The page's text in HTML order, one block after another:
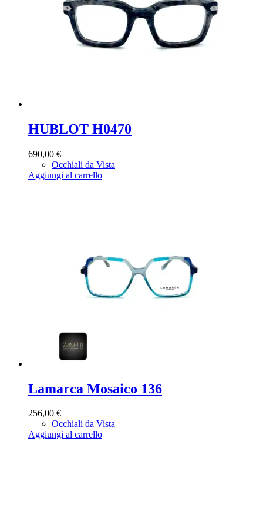
HUBLOT H0470
690,00 €
Occhiali da Vista
Aggiungi al carrello
Lamarca Mosaico 136
256,00 €
Occhiali da Vista
Aggiungi al carrello